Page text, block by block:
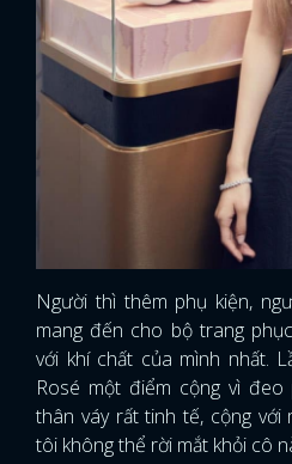
Người thì thêm phụ kiện,
mang đến cho bộ trang
với khí chất của mình nhất.
Rosé một điểm cộng vì
thân váy rất tinh tế, cộng với
tôi không thể rời mắt khỏi cô